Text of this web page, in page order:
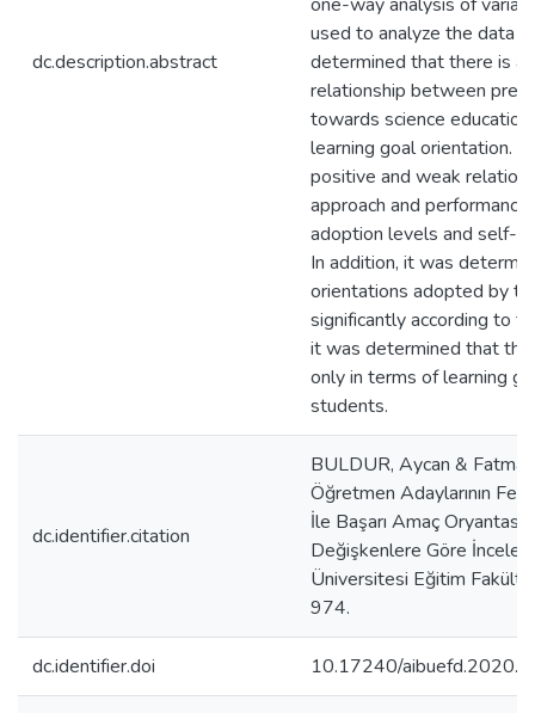
dc.description.abstract
used to analyze the data
determined that there is a
relationship between pre-
towards science
learning goal orientation.
positive and weak
approach and
adoption levels and self-
In addition, it was
orientations adopted by
significantly according to
it was determined that
only in terms of learning
students.
dc.identifier.citation
BULDUR, Aycan &
Öğretmen Adaylarının
İle Başarı Amaç
Değişkenlere Göre
Üniversitesi Eğitim
974.
dc.identifier.doi 10.17240/